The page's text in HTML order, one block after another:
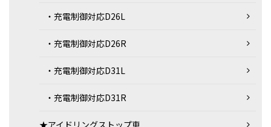
・充電制御対応D26L
・充電制御対応D26R
・充電制御対応D31L
・充電制御対応D31R
★アイドリングストップ車